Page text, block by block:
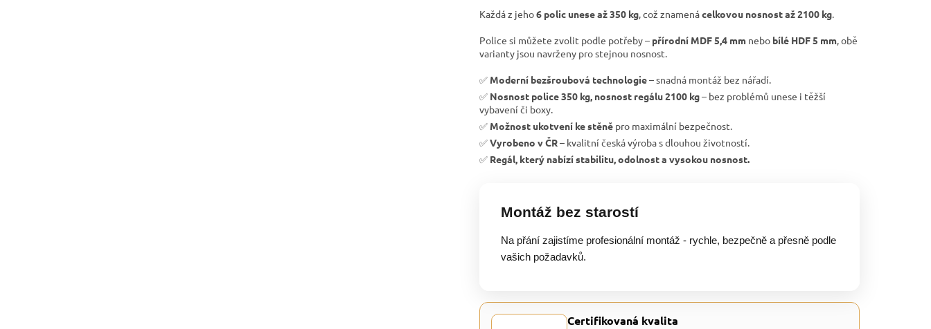
Každá z jeho6 polic unese až 350 kg, což znamenácelkovou nosnost až 2100 kg.
Police si můžete zvolit podle potřeby – přírodní MDF 5,4 mm nebo bílé HDF 5 mm, obě
varianty jsou navrženy pro stejnou nosnost.
✅ Moderní bezšroubová technologie– snadná montáž bez nářadí.
✅ Nosnost police 350 kg, nosnost regálu 2100 kg– bez problémů unese i těžší
vybavení či boxy.
✅ Možnost ukotvení ke stěně pro maximální bezpečnost.
✅Vyrobeno v ČR– kvalitní česká výroba s dlouhou životností.
✅ Regál, který nabízí stabilitu, odolnost a vysokou nosnost.
Montáž bez starostí
Na přání zajistíme profesionální montáž - rychle, bezpečně a přesně podle
vašich požadavků.
Certifikovaná kvalita